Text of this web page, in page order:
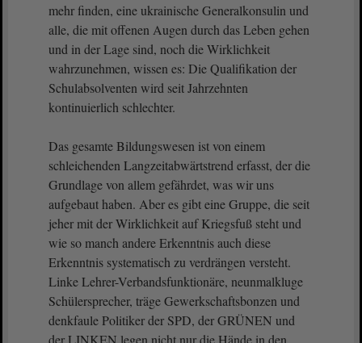
mehr finden, eine ukrainische Generalkonsulin und
alle, die mit offenen Augen durch das Leben gehen
und in der Lage sind, noch die Wirklichkeit
wahrzunehmen, wissen es: Die Qualifikation der
Schulabsolventen wird seit Jahrzehnten
kontinuierlich schlechter.
Das gesamte Bildungswesen ist von einem
schleichenden Langzeitabwärtstrend erfasst, der die
Grundlage von allem gefährdet, was wir uns
aufgebaut haben. Aber es gibt eine Gruppe, die seit
jeher mit der Wirklichkeit auf Kriegsfuß steht und
wie so manch andere Erkenntnis auch diese
Erkenntnis systematisch zu verdrängen versteht.
Linke Lehrer-Verbandsfunktionäre, neunmalkluge
Schülersprecher, träge Gewerkschaftsbonzen und
denkfaule Politiker der SPD, der GRÜNEN und
der LINKEN legen nicht nur die Hände in den